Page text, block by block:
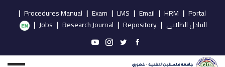
Portal
|
HRM
|
Email
|
LMS
|
Exam
|
Procedures Manual
|
التبادل الطلابي |
Repository
|
Research Journal
|
Jobs
|